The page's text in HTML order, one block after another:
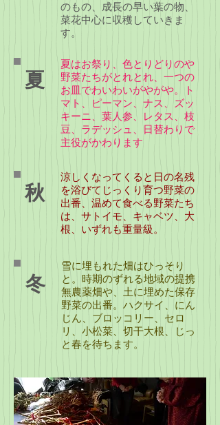
のもの、成長の早い葉の物、
菜花中心に収穫していきま
す。
夏
夏はお祭り、色とりどりのや
野菜たちがとれとれ、一つの
お皿でわいわいがやがや。ト
マト、ピーマン、ナス、ズッ
キーニ、葉人参、レタス、枝
豆、ラデッシュ、日替わりで
主役がかわります
秋
涼しくなってくると日の名残
を浴びてじっくり育つ野菜の
出番、温めて食べる野菜たち
は、サトイモ、キャベツ、大
根、いずれも重量級。
冬
雪に埋もれた畑はひっそり
と。時期のずれる地域の提携
無農薬畑や、土に埋めた保存
野菜の出番。ハクサイ、にん
じん、ブロッコリー、セロ
リ、小松菜、切干大根、じっ
と春を待ちます。